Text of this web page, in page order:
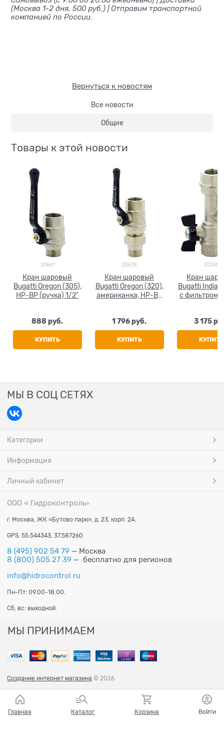
(Москва 1-2 дня, 500 руб.) | Отправим транспортной
компанией по России.
Вернуться к новостям
Все новости
Общие
Товары к этой новости
20661
Кран шаровый
Bugatti Oregon (305),
НР-ВР (ручка) 1/2"
888 руб.
КУПИТЬ
20678
Кран шаровый
Bugatti Oregon (320),
американка, НР-ВР
1 796 руб.
КУПИТЬ
20748
Кран
Bugatti
с фильтром,
3 175
КУПИТЬ
МЫ В СОЦ СЕТЯХ
Категории
Информация
Личный кабинет
ООО « Гидроконтроль»
г. Москва, ЖК «Бутово парк», д. 23, корп. 2А.
GPS: 55.544343, 37.587260
8 (495) 902 54 79 — Москва
8 (800) 505 27 39 — бесплатно для регионов
info@hidrocontrol.ru
Пн-Пт: 09.00-18.00.
Сб, вс: выходной.
МЫ ПРИНИМАЕМ
Создание интернет магазина © 2026
Главная Каталог Корзина Войти